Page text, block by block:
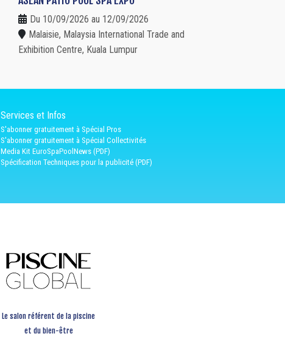
Du 10/09/2026 au 12/09/2026
Malaisie, Malaysia International Trade and
Exhibition Centre, Kuala Lumpur
Services et Infos
S'abonner gratuitement à Spécial Pros
S'abonner gratuitement à Spécial Collectivités
Media Kit EuroSpaPoolNews (PDF)
Spécification Techniques pour la publicité (PDF)
Le salon référent de la piscine
et du bien-être